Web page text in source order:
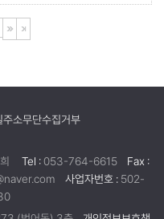
주소무단수집거부
Tel : 053-764-6615
Fax :
사업자번호 : 502-